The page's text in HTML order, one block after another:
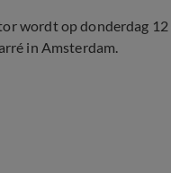
wordt op donderdag
in Amsterdam.